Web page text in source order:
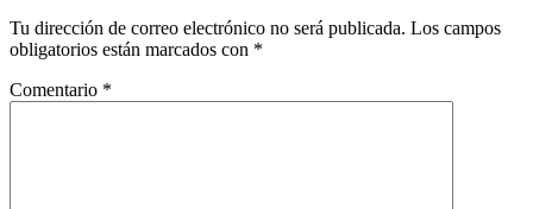
Tu dirección de correo electrónico no será publicada. Los campos
obligatorios están marcados con *
Comentario *